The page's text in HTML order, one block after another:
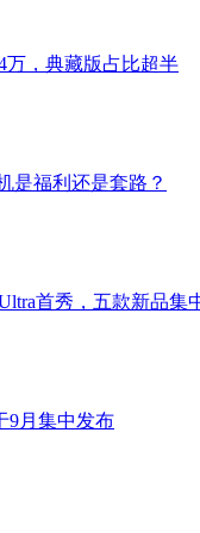
万，典藏版占比超半
是福利还是套路？
首秀，五款新品集
9月集中发布